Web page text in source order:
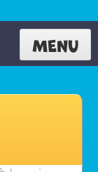
MENU